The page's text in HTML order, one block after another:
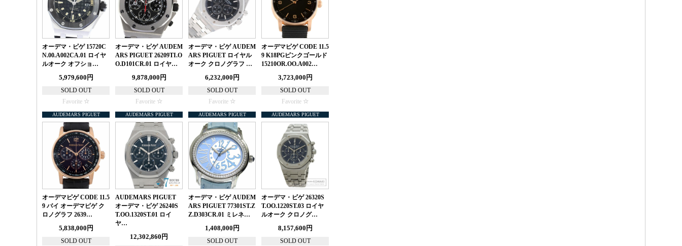
オーデマ・ピゲ 15720C
N.00.A002CA.01 ロイヤ
ルオーク オフショ…
5,979,600円
SOLD OUT
Favorite
オーデマ・ピゲ AUDEM
ARS PIGUET 26209TI.O
O.D101CR.01 ロイヤ…
9,878,000円
SOLD OUT
Favorite
オーデマ・ピゲ AUDEM
ARS PIGUET ロイヤル
オーク クロノグラフ …
6,232,000円
SOLD OUT
Favorite
オーデマピゲ CODE 11.5
9 K18PGピンクゴールド
15210OR.OO.A002…
3,723,000円
SOLD OUT
Favorite
AUDEMARS PIGUET
オーデマピゲ CODE 11.5
9 バイ オーデマピゲ ク
ロノグラフ 2639…
5,838,000円
SOLD OUT
AUDEMARS PIGUET
AUDEMARS PIGUET
オーデマ・ピゲ 26240S
T.OO.1320ST.01 ロイ
ヤ…
12,302,860円
AUDEMARS PIGUET
オーデマ・ピゲ AUDEM
ARS PIGUET 77301ST.Z
Z.D303CR.01 ミレネ…
1,408,000円
SOLD OUT
AUDEMARS PIGUET
オーデマ・ピゲ 26320S
T.OO.1220ST.03 ロイヤ
ルオーク クロノグ…
8,157,600円
SOLD OUT